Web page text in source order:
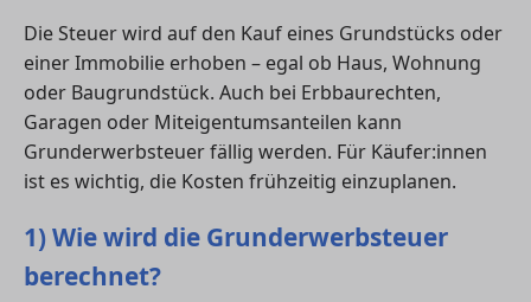
Die Steuer wird auf den Kauf eines Grundstücks oder
einer Immobilie erhoben – egal ob Haus, Wohnung
oder Baugrundstück. Auch bei Erbbaurechten,
Garagen oder Miteigentumsanteilen kann
Grunderwerbsteuer fällig werden. Für Käufer:innen
ist es wichtig, die Kosten frühzeitig einzuplanen.
1) Wie wird die Grunderwerbsteuer
berechnet?